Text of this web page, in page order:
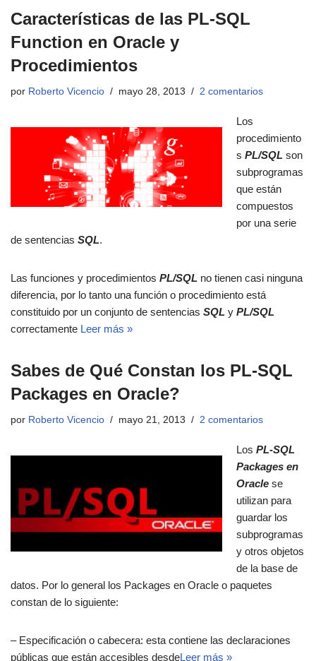
Características de las PL-SQL
Function en Oracle y
Procedimientos
por Roberto Vicencio mayo 28, 2013 2 comentarios
Los
procedimiento
s PL/SQL son
subprogramas
que están
compuestos
por una serie
de sentencias SQL.
Las funciones y procedimientos PL/SQL no tienen casi ninguna
diferencia, por lo tanto una función o procedimiento está
constituido por un conjunto de sentencias SQL y PL/SQL
correctamente Leer más »
Sabes de Qué Constan los PL-SQL
Packages en Oracle?
por Roberto Vicencio mayo 21, 2013 2 comentarios
Los PL-SQL
Packages en
Oracle se
utilizan para
guardar los
subprogramas
y otros objetos
de la base de
datos. Por lo general los Packages en Oracle o paquetes
constan de lo siguiente:
– Especificación o cabecera: esta contiene las declaraciones
públicas que están accesibles desdeLeer más »